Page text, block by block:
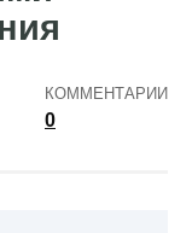
КОММЕНТАРИИ
0